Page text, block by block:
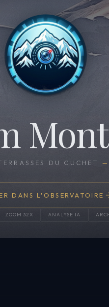
DU CUCHET —
DANS L'OBSERVATOIRE
ZOOM 32X ANALYSE IA